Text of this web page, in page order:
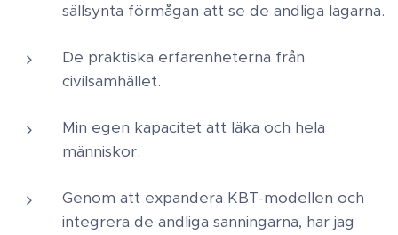
sällsynta förmågan att se de andliga lagarna.
​De praktiska erfarenheterna från
civilsamhället.​
Min egen kapacitet att läka och hela
människor.​
Genom att expandera KBT-modellen och
integrera de andliga sanningarna, har jag